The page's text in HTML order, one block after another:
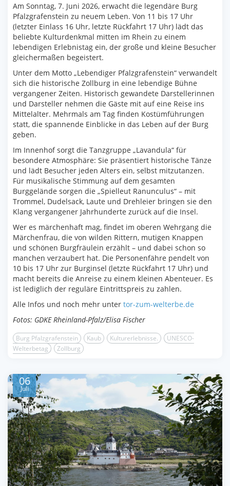
Am Sonntag, 7. Juni 2026, erwacht die legendäre Burg
Pfalzgrafenstein zu neuem Leben. Von 11 bis 17 Uhr
(letzter Einlass 16 Uhr, letzte Rückfahrt 17 Uhr) lädt das
beliebte Kulturdenkmal mitten im Rhein zu einem
lebendigen Erlebnistag ein, der große und kleine Besucher
gleichermaßen begeistert.
Unter dem Motto „Lebendiger Pfalzgrafenstein“ verwandelt
sich die historische Zollburg in eine lebendige Bühne
vergangener Zeiten. Historisch gewandete Darstellerinnen
und Darsteller nehmen die Gäste mit auf eine Reise ins
Mittelalter. Mehrmals am Tag finden Kostümführungen
statt, die spannende Einblicke in das Leben auf der Burg
geben.
Im Innenhof sorgt die Tanzgruppe „Lavandula“ für
besondere Atmosphäre: Sie präsentiert historische Tänze
und lädt Besucher jeden Alters ein, selbst mitzutanzen.
Für musikalische Stimmung auf dem gesamten
Burggelände sorgen die „Spielleut Ranunculus“ – mit
Trommel, Dudelsack, Laute und Drehleier bringen sie den
Klang vergangener Jahrhunderte zurück auf die Insel.
Wer es märchenhaft mag, findet im oberen Wehrgang die
Märchenfrau, die von wilden Rittern, mutigen Knappen
und schönen Burgfräulein erzählt – und dabei schon so
manchen verzaubert hat. Die Personenfähre pendelt von
10 bis 17 Uhr zur Burginsel (letzte Rückfahrt 17 Uhr) und
macht bereits die Anreise zu einem kleinen Abenteuer. Es
ist lediglich der reguläre Eintrittspreis zu zahlen.
Alle Infos und noch mehr unter tor-zum-welterbe.de
Fotos: GDKE Rheinland-Pfalz/Elisa Fischer
Burg Pfalzgrafenstein Kaub Kulturerlebnisse.
UNESCO-
Welterbetag
Zollburg
06
Juli